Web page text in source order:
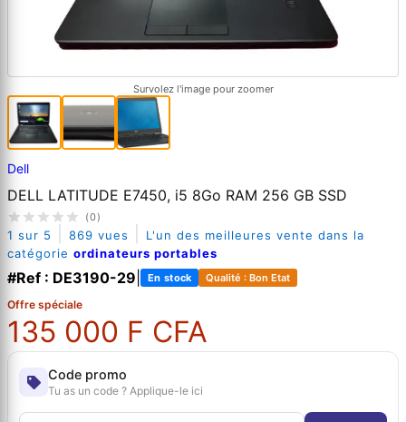
Survolez l'image pour zoomer
Dell
DELL LATITUDE E7450, i5 8Go RAM 256 GB SSD
(0)
1 sur 5 869 vues
L'un des meilleures vente dans la
catégorie ordinateurs portables
#Ref : DE3190-29 En stock Qualité : Bon Etat
Offre spéciale
135 000 F CFA
Code promo
Tu as un code ? Applique-le ici